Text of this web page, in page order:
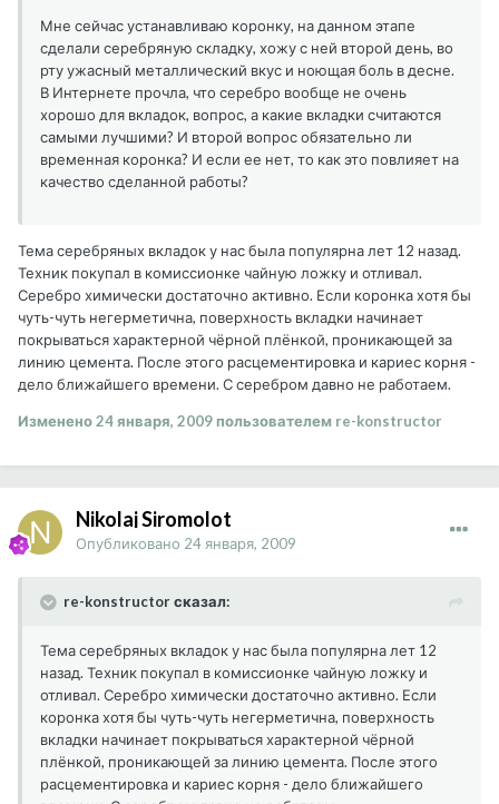
Мне сейчас устанавливаю коронку, на данном этапе
сделали серебряную складку, хожу с ней второй день, во
рту ужасный металлический вкус и ноющая боль в десне.
В Интернете прочла, что серебро вообще не очень
хорошо для вкладок, вопрос, а какие вкладки считаются
самыми лучшими? И второй вопрос обязательно ли
временная коронка? И если ее нет, то как это повлияет на
качество сделанной работы?
Тема серебряных вкладок у нас была популярна лет 12 назад.
Техник покупал в комиссионке чайную ложку и отливал.
Серебро химически достаточно активно. Если коронка хотя бы
чуть-чуть негерметична, поверхность вкладки начинает
покрываться характерной чёрной плёнкой, проникающей за
линию цемента. После этого расцементировка и кариес корня -
дело ближайшего времени. С серебром давно не работаем.
Изменено24 января, 2009пользователем re-konstructor
Nikolaj Siromolot
Опубликовано 24 января, 2009
re-konstructor сказал:
Тема серебряных вкладок у нас была популярна лет 12
назад. Техник покупал в комиссионке чайную ложку и
отливал. Серебро химически достаточно активно. Если
коронка хотя бы чуть-чуть негерметична, поверхность
вкладки начинает покрываться характерной чёрной
плёнкой, проникающей за линию цемента. После этого
расцементировка и кариес корня - дело ближайшего